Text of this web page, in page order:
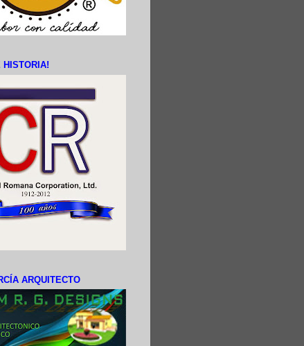
HISTORIA!
ARQUITECTO